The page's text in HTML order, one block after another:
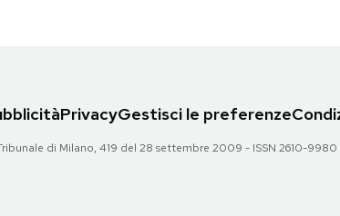
PrivacyGestisci le preferenze
di Milano, 419 del 28 settembre 2009 - ISSN 2610-9980